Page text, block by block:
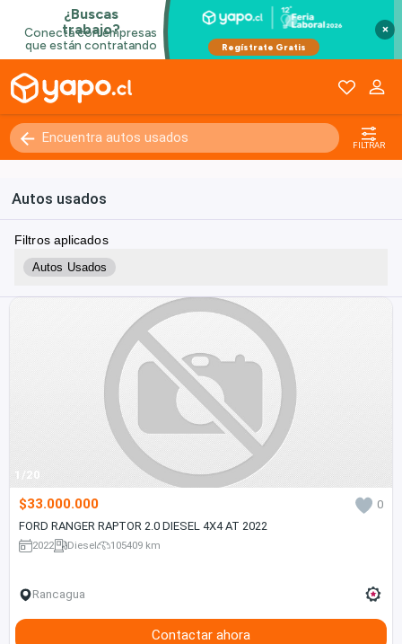
×
FILTRAR
Autos usados
Filtros aplicados
Autos Usados
1/20
$33.000.000
0
FORD RANGER RAPTOR 2.0 DIESEL 4X4 AT 2022
2022 Diesel 105409 km
Rancagua
Contactar ahora